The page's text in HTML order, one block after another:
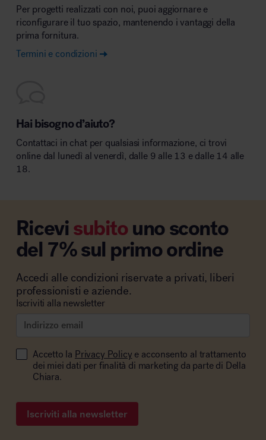
Per progetti realizzati con noi, puoi aggiornare e
riconfigurare il tuo spazio, mantenendo i vantaggi della
prima fornitura.
Termini e condizioni
Hai bisogno d’aiuto?
Contattaci in chat per qualsiasi informazione, ci trovi
online dal lunedì al venerdì, dalle 9 alle 13 e dalle 14 alle
18.
Ricevisubitouno sconto
del 7% sul primo ordine
Accedi alle condizioni riservate a privati, liberi
professionisti e aziende.
Iscriviti alla newsletter
Accetto la Privacy Policy e acconsento al trattamento
dei miei dati per finalità di marketing da parte di Della
Chiara.
Iscriviti alla newsletter